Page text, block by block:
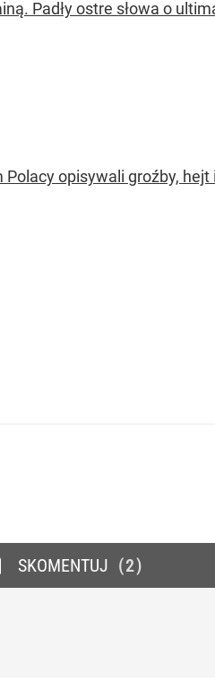
Padły ostre słowa o
opisywali groźby, hejt
SKOMENTUJ 2